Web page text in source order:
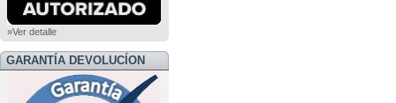
»Ver detalle
GARANTÍA DEVOLUCÍON